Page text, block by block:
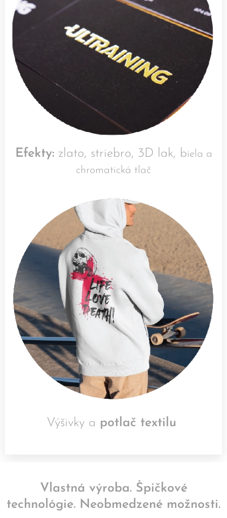
Efekty:zlato, striebro, 3D lak, biela a
chromatická tlač
Výšivky a potlač textilu
Vlastná výroba. Špičkové
technológie. Neobmedzené možnosti.